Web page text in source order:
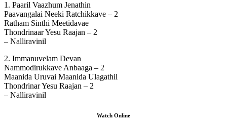
1. Paaril Vaazhum Jenathin
Paavangalai Neeki Ratchikkave – 2
Ratham Sinthi Meetidavae
Thondrinaar Yesu Raajan – 2
– Nalliravinil
2. Immanuvelam Devan
Nammodirukkave Anbaaga – 2
Maanida Uruvai Maanida Ulagathil
Thondrinar Yesu Raajan – 2
– Nalliravinil
Watch Online